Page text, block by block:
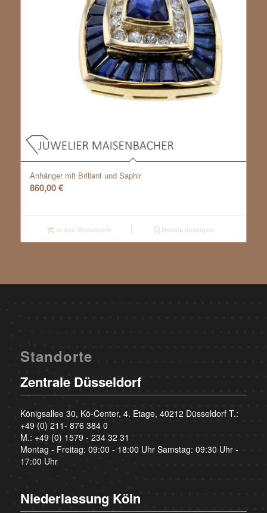
Anhänger mit Brillant und Saphir
860,00€
In den Warenkorb Details anzeigen
Standorte
Zentrale Düsseldorf
Königsallee 30, Kö-Center, 4. Etage, 40212 Düsseldorf T.:
+49 (0) 211- 876 384 0
M.: +49 (0) 1579 - 234 32 31
Montag - Freitag: 09:00 - 18:00 Uhr Samstag: 09:30 Uhr -
17:00 Uhr
Niederlassung Köln